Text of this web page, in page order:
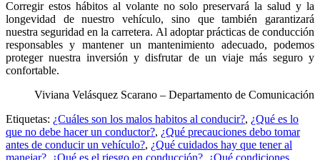
Corregir estos hábitos al volante no solo preservará la salud y la
longevidad de nuestro vehículo, sino que también garantizará
nuestra seguridad en la carretera. Al adoptar prácticas de conducción
responsables y mantener un mantenimiento adecuado, podemos
proteger nuestra inversión y disfrutar de un viaje más seguro y
confortable.
Viviana Velásquez Scarano – Departamento de Comunicación
Etiquetas: ¿Cuáles son los malos habitos al conducir?, ¿Qué es lo
que no debe hacer un conductor?, ¿Qué precauciones debo tomar
antes de conducir un vehículo?, ¿Qué cuidados hay que tener al